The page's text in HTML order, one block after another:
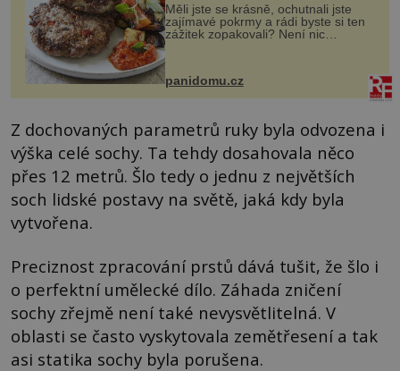
Měli jste se krásně, ochutnali jste
zajímavé pokrmy a rádi byste si ten
zážitek zopakovali? Není nic
snazšího. Pljeskavica (10 porcí)
Možná jste ji ochutnali na dovolené v
panidomu.cz
Z dochovaných parametrů ruky byla odvozena i
výška celé sochy. Ta tehdy dosahovala něco
přes 12 metrů. Šlo tedy o jednu z největších
soch lidské postavy na světě, jaká kdy byla
vytvořena.
Preciznost zpracování prstů dává tušit, že šlo i
o perfektní umělecké dílo. Záhada zničení
sochy zřejmě není také nevysvětlitelná. V
oblasti se často vyskytovala zemětřesení a tak
asi statika sochy byla porušena.